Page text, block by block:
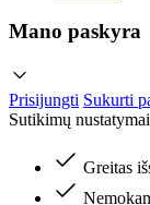
Mano paskyra
Prisijungti Sukurti
Sutikimų nustatymai
Greitas